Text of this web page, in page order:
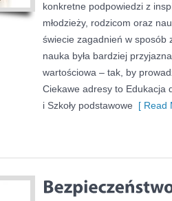
konkretne podpowiedzi z
młodzieży, rodzicom oraz
świecie zagadnień w sposób
nauka była bardziej
wartościowa – tak, by
Ciekawe adresy to Edukacja
i Szkoły podstawowe [ Read